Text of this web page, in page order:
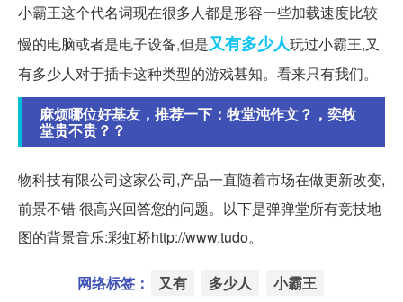
小霸王这个代名词现在很多人都是形容一些加载速度比较
慢的电脑或者是电子设备,但是又有多少人玩过小霸王,又
有多少人对于插卡这种类型的游戏甚知。看来只有我们。
麻烦哪位好基友，推荐一下：牧堂沌作文？，奕牧
堂贵不贵？？
物科技有限公司这家公司,产品一直随着市场在做更新改变,
前景不错 很高兴回答您的问题。以下是弹弹堂所有竞技地
图的背景音乐:彩虹桥http://www.tudo。
网络标签： 又有 多少人 小霸王